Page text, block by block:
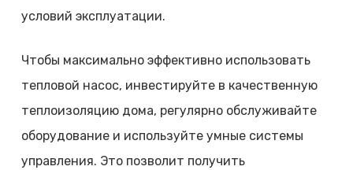
условий эксплуатации.
Чтобы максимально эффективно использовать
тепловой насос, инвестируйте в качественную
теплоизоляцию дома, регулярно обслуживайте
оборудование и используйте умные системы
управления. Это позволит получить